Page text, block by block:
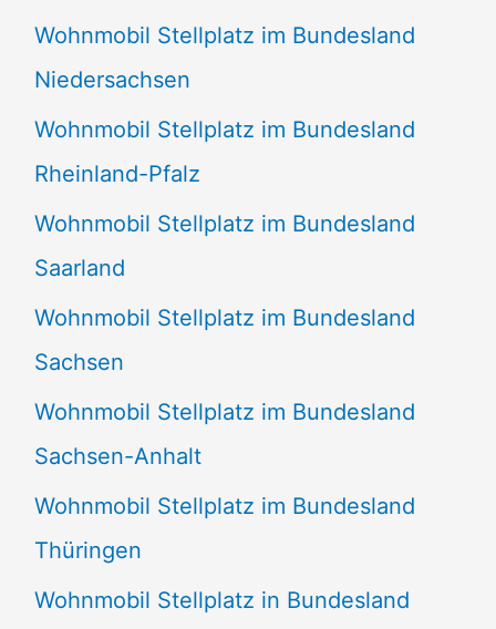
Wohnmobil Stellplatz im Bundesland
Niedersachsen
Wohnmobil Stellplatz im Bundesland
Rheinland-Pfalz
Wohnmobil Stellplatz im Bundesland
Saarland
Wohnmobil Stellplatz im Bundesland
Sachsen
Wohnmobil Stellplatz im Bundesland
Sachsen-Anhalt
Wohnmobil Stellplatz im Bundesland
Thüringen
Wohnmobil Stellplatz in Bundesland